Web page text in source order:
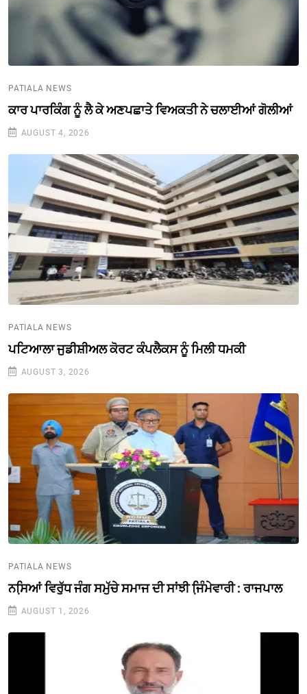
PATIALA NEWS
ਕਾਰ ਪਾਰਕਿੰਗ ਨੂੰ ਲੈ ਕੇ ਅਣਪਛਾਤੇ ਵਿਅਕਤੀ ਨੇ ਚਲਾਈਆਂ ਗੋਲੀਆਂ
AUGUST 4, 2026
PATIALA NEWS
ਪਟਿਆਲਾ ਜੁਡੀਸ਼ੀਅਲ ਕੋਰਟ ਕੰਪਲੈਕਸ ਨੂੰ ਮਿਲੀ ਧਮਕੀ
AUGUST 3, 2026
PATIALA NEWS
ਨਸਿ਼ਆਂ ਵਿਰੁੱਧ ਜੰਗ ਸਮੁੱਚੇ ਸਮਾਜ ਦੀ ਸਾਂਝੀ ਜਿ਼ੰਮੇਵਾਰੀ : ਰਾਜਪਾਲ
AUGUST 1, 2026